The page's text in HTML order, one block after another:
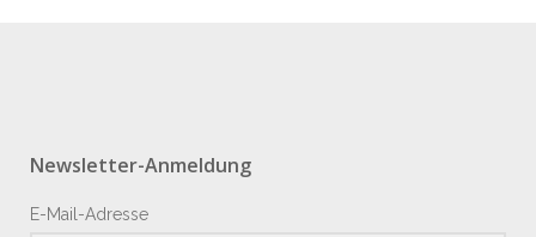
Newsletter-Anmeldung
E-Mail-Adresse